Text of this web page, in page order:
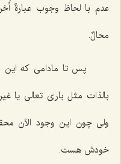
عدم با لحاظ وجوب عبارةٌ
محالٌ.
پس تا مادامی که
بالذات مثل باری تعالی یا
ولی چون این وجود الآن
خودش هست.